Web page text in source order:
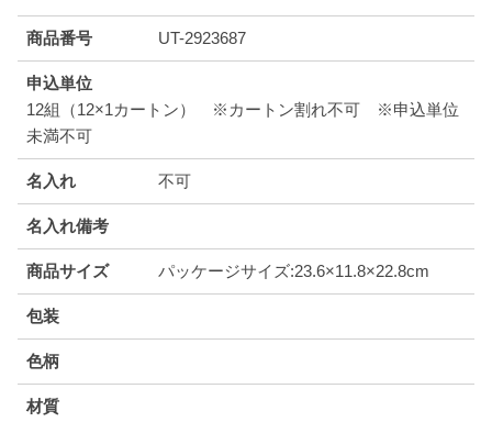
商品番号 UT-2923687
申込単位
12組（12×1カートン） ※カートン割れ不可 ※申込単位
未満不可
名入れ 不可
名入れ備考
商品サイズ パッケージサイズ:23.6×11.8×22.8cm
包装
色柄
材質